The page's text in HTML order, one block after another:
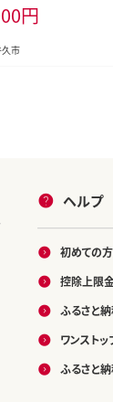
り物 お歳暮 お中元
黒毛和牛 最高級ブラ
円
市
ヘルプ
初めての
控除上限
ふるさと
ワンスト
ふるさと納